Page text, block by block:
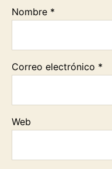
Nombre *
Correo electrónico *
Web